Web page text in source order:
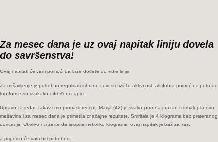
Za mesec dana je uz ovaj napitak liniju dovela
do savršenstva!
Ovaj napitak će vam pomoći da brže dođete do vitke linije
Za mršavljenje je potrebno regulisati ishranu i uvesti fizičku aktivnost, ali dobra pomoć na putu do
top forme su svakako određeni napici.
Upravo za jedan takav smo pronašli recept. Marija (42) je svako jutro na prazan stomak pila ovu
mešavina i za mesec dana je primetila značajne rezultate. Smršala je 4 kilograma bez preteranog
odricanja. Ukoliko i vi želite da istopite nekoliko kilograma, ovaj napitak je baš za vas.
a pripemu će vam biti potrebno: